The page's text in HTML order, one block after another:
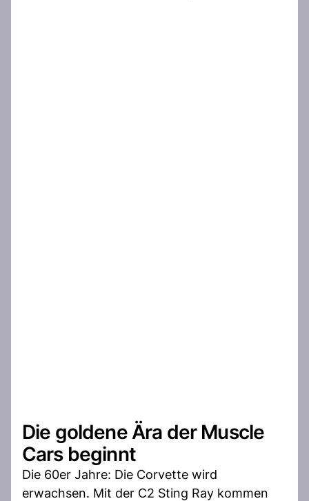
Die goldene Ära der Muscle
Cars beginnt
Die 60er Jahre: Die Corvette wird
erwachsen. Mit der C2 Sting Ray kommen